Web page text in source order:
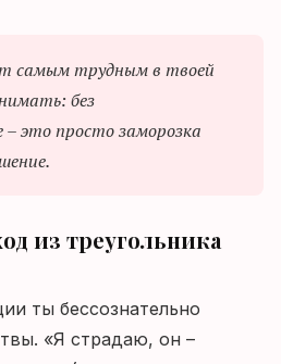
самым трудным в твоей
без
– это просто заморозка
из треугольника
ты бессознательно
«Я страдаю, он –